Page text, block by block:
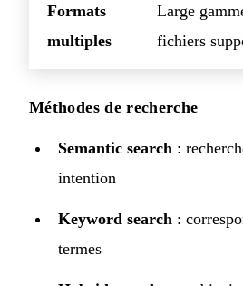
Formats
multiples
Large
fichiers
Méthodes de recherche
Semantic search :
intention
Keyword search :
termes